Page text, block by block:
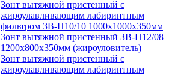
Зонт вытяжной пристенный с
жироулавливающим лабиринтным
фильтром ЗВ-П10/10 1000х1000х350мм
Зонт вытяжной пристенный ЗВ-П12/08
1200х800х350мм (жироуловитель)
Зонт вытяжной пристенный с
жироулавливающим лабиринтным